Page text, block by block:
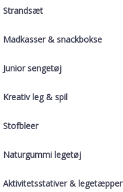
Strandsæt
Madkasser & snackbokse
Junior sengetøj
Kreativ leg & spil
Stofbleer
Naturgummi legetøj
Aktivitetsstativer & legetæpper